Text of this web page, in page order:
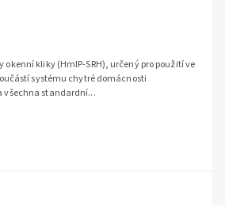
okenní kliky (HmIP-SRH), určený pro použití ve
systému chytré domácnosti
všechna standardní...